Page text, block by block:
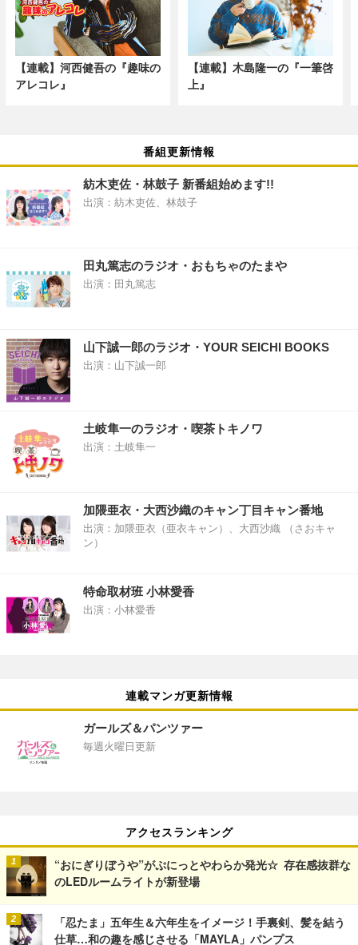
【連載】河西健吾の『趣味の
アレコレ』
【連載】木島隆一の『一筆啓
上』
番組更新情報
紡木吏佐・林鼓子 新番組始めます!!
出演：紡木吏佐、林鼓子
田丸篤志のラジオ・おもちゃのたまや
出演：田丸篤志
山下誠一郎のラジオ・YOUR SEICHI BOOKS
出演：山下誠一郎
土岐隼一のラジオ・喫茶トキノワ
出演：土岐隼一
加隈亜衣・大西沙織のキャン丁目キャン番地
出演：加隈亜衣（亜衣キャン）、大西沙織 （さおキャ
ン）
特命取材班 小林愛香
出演：小林愛香
連載マンガ更新情報
ガールズ＆パンツァー
毎週火曜日更新
アクセスランキング
“おにぎりぼうや”がぷにっとやわらか発光☆ 存在感抜群な
のLEDルームライトが新登場
「忍たま」五年生＆六年生をイメージ！手裏剣、髪を結う
仕草…和の趣を感じさせる「MAYLA」パンプス